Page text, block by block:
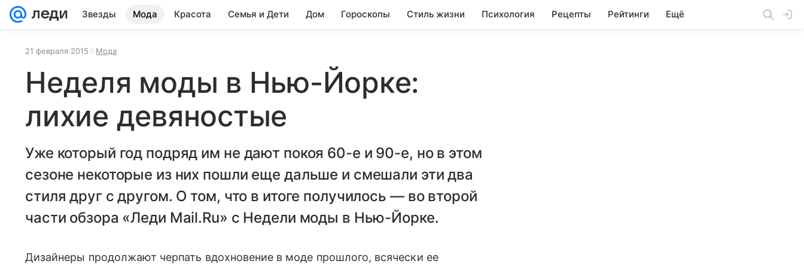
Звезды Мода Красота Семья и Дети Дом Гороскопы Стиль жизни Психология Рецепты Рейтинги Ещё
21 февраля 2015 Мода
Неделя моды в Нью-Йорке:
лихие девяностые
Уже который год подряд им не дают покоя 60-е и 90-е, но в этом
сезоне некоторые из них пошли еще дальше и смешали эти два
стиля друг с другом. О том, что в итоге получилось — во второй
части обзора «Леди Mail.Ru» с Недели моды в Нью-Йорке.
Дизайнеры продолжают черпать вдохновение в моде прошлого, всячески ее